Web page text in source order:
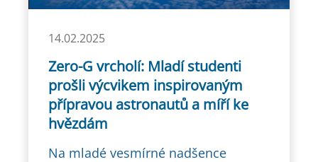
14.02.2025
Zero-G vrcholí: Mladí studenti
prošli výcvikem inspirovaným
přípravou astronautů a míří ke
hvězdám
Na mladé vesmírné nadšence